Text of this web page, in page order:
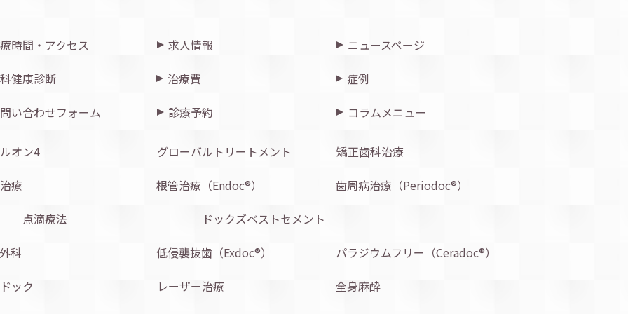
時間・アクセス 求人情報
ニュースページ
健康診断
治療費
症例
い合わせフォーム
診療予約 コラムメニュー
オン4 グローバルトリートメント
矯正歯科治療
療
根管治療（Endoc®︎）
歯周病治療（Periodoc®︎）
点滴療法
ドックズベストセメント
科
低侵襲抜歯（Exdoc®︎）
パラジウムフリー（Ceradoc®︎）
ック
レーザー治療 全身麻酔